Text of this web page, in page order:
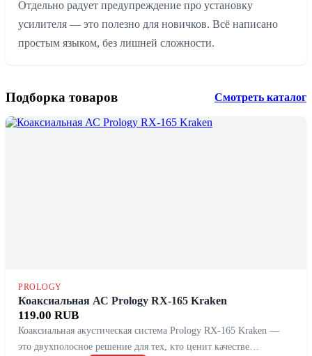
Отдельно радует предупреждение про установку
усилителя — это полезно для новичков. Всё написано
простым языком, без лишней сложности.
Подборка товаров Смотреть каталог
PROLOGY
Коаксиальная АС Prology RX-165 Kraken
119.00 RUB
Коаксиальная акустическая система Prology RX-165 Kraken —
это двухполосное решение для тех, кто ценит качестве…